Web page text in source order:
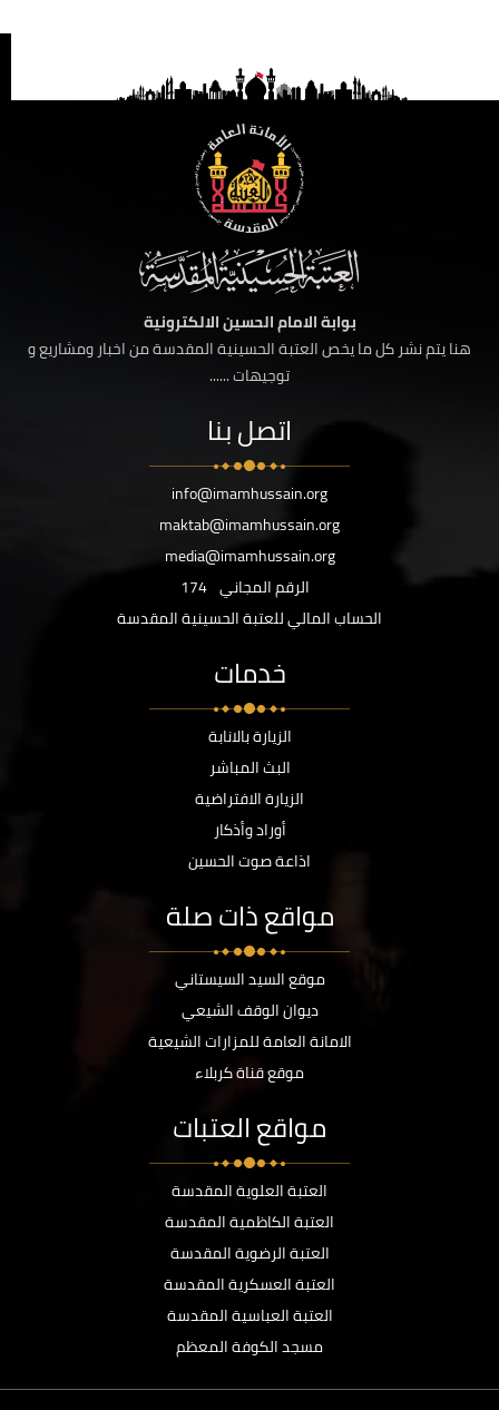
بوابة الامام الحسين الالكترونية
هنا يتم نشر كل ما يخص العتبة الحسينية المقدسة من اخبار ومشاريع و
توجيهات ......
اتصل بنا
info@imamhussain.org
maktab@imamhussain.org
media@imamhussain.org
الرقم المجاني 174
الحساب المالي للعتبة الحسينية المقدسة
خدمات
الزيارة بالانابة
البث المباشر
الزيارة الافتراضية
أوراد وأذكار
اذاعة صوت الحسين
مواقع ذات صلة
موقع السيد السيستاني
ديوان الوقف الشيعي
الامانة العامة للمزارات الشيعية
موقع قناة كربلاء
مواقع العتبات
العتبة العلوية المقدسة
العتبة الكاظمية المقدسة
العتبة الرضوية المقدسة
العتبة العسكرية المقدسة
العتبة العباسية المقدسة
مسجد الكوفة المعظم